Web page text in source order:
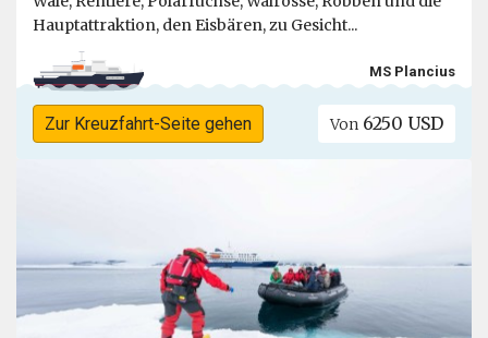
Hauptattraktion, den Eisbären, zu Gesicht...
MS Plancius
Zur Kreuzfahrt-Seite gehen Von 6250 USD